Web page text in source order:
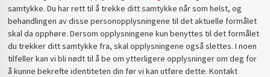
samtykke. Du har rett til å trekke ditt samtykke når som helst, og
behandlingen av disse personopplysningene til det aktuelle formålet
skal da opphøre. Dersom opplysningene kun benyttes til det formålet
du trekker ditt samtykke fra, skal opplysningene også slettes. I noen
tilfeller kan vi bli nødt til å be om ytterligere opplysninger om deg for
å kunne bekrefte identiteten din før vi kan utføre dette. Kontakt